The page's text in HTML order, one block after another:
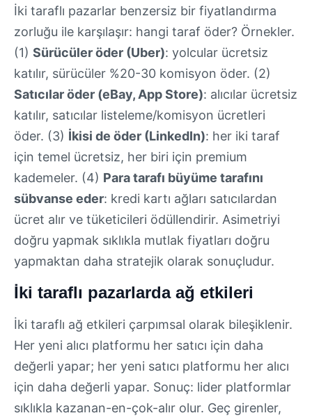
İki taraflı pazarlar benzersiz bir fiyatlandırma
zorluğu ile karşılaşır: hangi taraf öder? Örnekler.
(1) Sürücüler öder (Uber): yolcular ücretsiz
katılır, sürücüler %20-30 komisyon öder. (2)
Satıcılar öder (eBay, App Store): alıcılar ücretsiz
katılır, satıcılar listeleme/komisyon ücretleri
öder. (3) İkisi de öder (LinkedIn): her iki taraf
için temel ücretsiz, her biri için premium
kademeler. (4) Para tarafı büyüme tarafını
sübvanse eder: kredi kartı ağları satıcılardan
ücret alır ve tüketicileri ödüllendirir. Asimetriyi
doğru yapmak sıklıkla mutlak fiyatları doğru
yapmaktan daha stratejik olarak sonuçludur.
İki taraflı pazarlarda ağ etkileri
İki taraflı ağ etkileri çarpımsal olarak bileşiklenir.
Her yeni alıcı platformu her satıcı için daha
değerli yapar; her yeni satıcı platformu her alıcı
için daha değerli yapar. Sonuç: lider platformlar
sıklıkla kazanan-en-çok-alır olur. Geç girenler,